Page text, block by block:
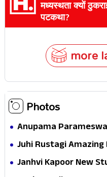
मध्यस्थता क्यों
पटकथा?
more
Photos
Anupama
Shoot
Juhi Rustagi
Janhvi Kapoor New